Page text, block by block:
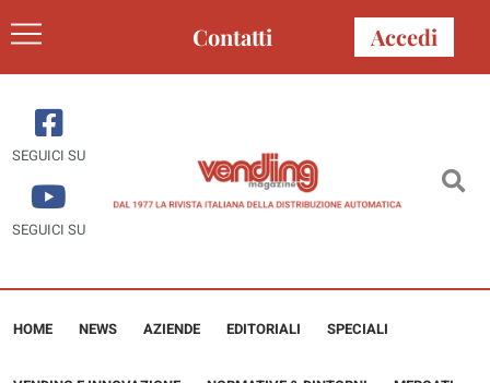
Contatti Accedi
SEGUICI SU
SEGUICI SU
HOME NEWS AZIENDE EDITORIALI SPECIALI